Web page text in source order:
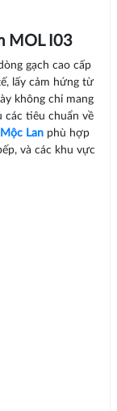
MOL I03
gạch cao cấp
lấy cảm hứng từ
không chỉ mang
các tiêu chuẩn về
Lanphù hợp
và các khu vực